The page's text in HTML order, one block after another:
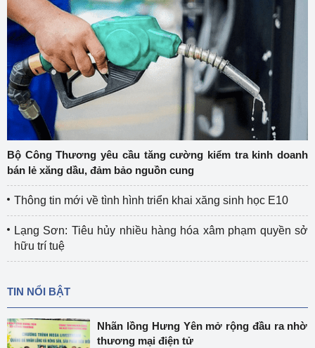
Bộ Công Thương yêu cầu tăng cường kiểm tra kinh doanh
bán lẻ xăng dầu, đảm bảo nguồn cung
Thông tin mới về tình hình triển khai xăng sinh học E10
Lạng Sơn: Tiêu hủy nhiều hàng hóa xâm phạm quyền sở
hữu trí tuệ
TIN NỔI BẬT
Nhãn lồng Hưng Yên mở rộng đầu ra nhờ
thương mại điện tử